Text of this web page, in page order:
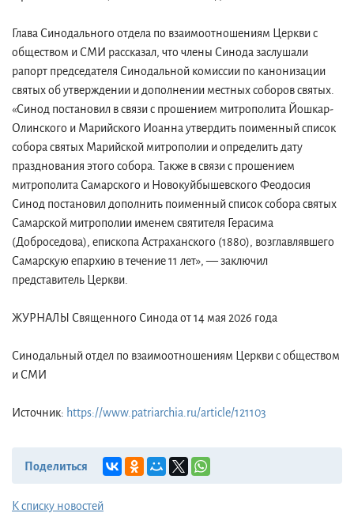
Глава Синодального отдела по взаимоотношениям Церкви с
обществом и СМИ рассказал, что члены Синода заслушали
рапорт председателя Синодальной комиссии по канонизации
святых об утверждении и дополнении местных соборов святых.
«Синод постановил в связи с прошением митрополита Йошкар-
Олинского и Марийского Иоанна утвердить поименный список
собора святых Марийской митрополии и определить дату
празднования этого собора. Также в связи с прошением
митрополита Самарского и Новокуйбышевского Феодосия
Синод постановил дополнить поименный список собора святых
Самарской митрополии именем святителя Герасима
(Доброседова), епископа Астраханского (1880), возглавлявшего
Самарскую епархию в течение 11 лет», — заключил
представитель Церкви.
ЖУРНАЛЫ Священного Синода от 14 мая 2026 года
Синодальный отдел по взаимоотношениям Церкви с обществом
и СМИ
Источник: https://www.patriarchia.ru/article/121103
Поделиться
К списку новостей